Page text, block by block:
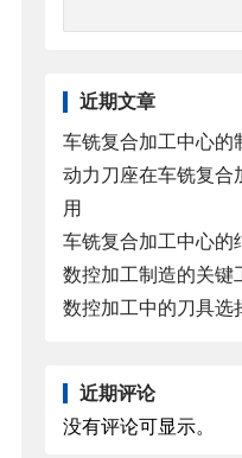
近期文章
车铣复合加工中心的
动力刀座在车铣复合
用
车铣复合加工中心的
数控加工制造的关键
数控加工中的刀具选
近期评论
没有评论可显示。